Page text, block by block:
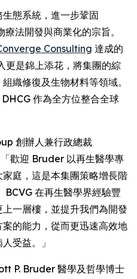
態系統，進一步鞏固
法開發與商業化的宗旨。
Consulting 達成的
更是錦上添花，將集團的綜
織修復及生物材料等領域。
作為全方位整合全球
創辦人兼行政總裁
歡迎 Bruder 以再生醫學專
庭，這是本集團策略增長階
BCVG 在再生醫學界經驗豐
一層樓，並提升我們為開發
的能力，從而更迅速高效地
受益。」
P. Bruder 醫學及哲學博士